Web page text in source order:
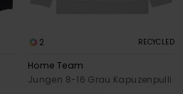
2 RECYCLED
Home Team
Jungen 8-16 Grau Kapuzenpulli